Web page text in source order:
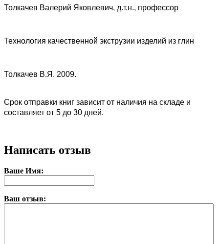
Толкачев Валерий Яковлевич, д.т.н., профессор
Технология качественной экструзии изделий из глин
Толкачев В.Я. 2009.
Срок отправки книг зависит от наличия на складе и
составляет от 5 до 30 дней.
Написать отзыв
Ваше Имя:
Ваш отзыв: